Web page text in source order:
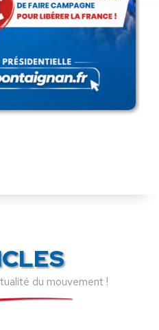
du mouvement !